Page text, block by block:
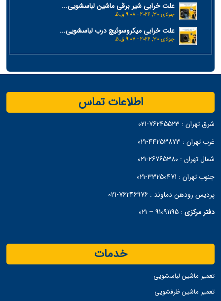
علت خرابی شیر برقی ماشین لباسشویی...
جولای 30, 2026 - 9:08 ق.ظ
علت خرابی میکروسوئیچ درب لباسشویی...
جولای 30, 2026 - 9:07 ق.ظ
اطلاعات تماس
شرق تهران : 76245523-021
غرب تهران : 44253873-021
شمال تهران :
جنوب تهران : 33250471-021
پردیس رودهن دماوند :76246976-021
دفتر مرکزی :
91091195 – 021
خدمات
تعمیر ماشین لباسشویی
تعمیر ماشین ظرفشویی